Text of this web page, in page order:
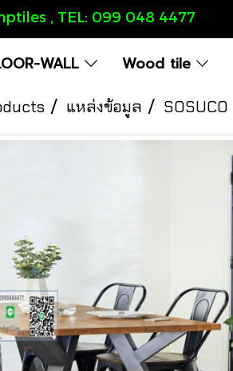
, TEL: 099 048 4477
WALL Wood tile
แหล่งข้อมูล SOSUCO